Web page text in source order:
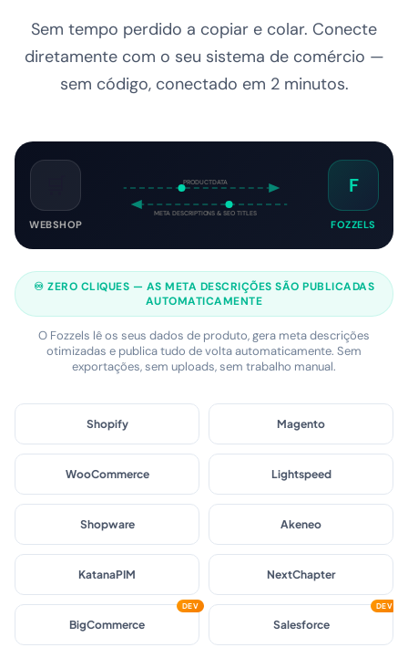
Sem tempo perdido a copiar e colar. Conecte
diretamente com o seu sistema de comércio —
sem código, conectado em 2 minutos.
WEBSHOP
PRODUCTDATA
META DESCRIPTIONS & SEO TITLES
F
FOZZELS
♾️ ZERO CLIQUES — AS META DESCRIÇÕES SÃO PUBLICADAS
AUTOMATICAMENTE
O Fozzels lê os seus dados de produto, gera meta descrições
otimizadas e publica tudo de volta automaticamente. Sem
exportações, sem uploads, sem trabalho manual.
Shopify Magento
WooCommerce Lightspeed
Shopware Akeneo
KatanaPIM NextChapter
BigCommerce
DEV
Salesforce
DEV